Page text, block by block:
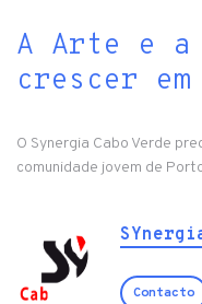
A Arte e a
crescer em
O Synergia Cabo Verde
comunidade jovem de
Contacto